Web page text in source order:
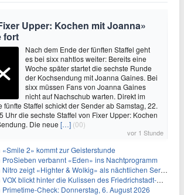
Upper: Kochen mit Joanna»
fort
Nach dem Ende der fünften Staffel geht
es bei sixx nahtlos weiter: Bereits eine
Woche später startet die sechste Runde
der Kochsendung mit Joanna Gaines. Bei
sixx müssen Fans von Joanna Gaines
nicht auf Nachschub warten. Direkt im
fünfte Staffel schickt der Sender ab Samstag, 22.
Uhr die sechste Staffel von Fixer Upper: Kochen
Die neue […] (00)
vor 1 Stunde
«Smile 2» kommt zur Geisterstunde
ProSieben verbannt «Eden» ins Nachtprogramm
Nitro zeigt «Highter & Wolkig» als nächtlichen Serienmarathon
VOX blickt hinter die Kulissen des Friedrichstadt-Palasts
Primetime-Check: Donnerstag, 6. August 2026